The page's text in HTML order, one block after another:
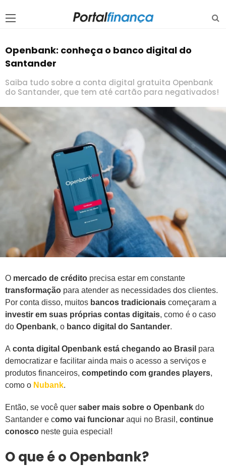
Openbank: conheça o banco digital do
Santander
Saiba tudo sobre a conta digital gratuita Openbank
do Santander, que tem até cartão para negativados!
O mercado de crédito precisa estar em constante
transformação para atender as necessidades dos clientes.
Por conta disso, muitos bancos tradicionais começaram a
investir em suas próprias contas digitais, como é o caso
do Openbank, o banco digital do Santander.
A conta digital Openbank está chegando ao Brasil para
democratizar e facilitar ainda mais o acesso a serviços e
produtos financeiros, competindo com grandes players,
como o Nubank.
Então, se você quer saber mais sobre o Openbank do
Santander e como vai funcionar aqui no Brasil, continue
conosco neste guia especial!
O que é o Openbank?